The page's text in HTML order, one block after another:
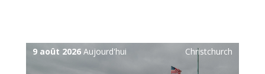
9 août 2026Aujourd'hui Christchurch